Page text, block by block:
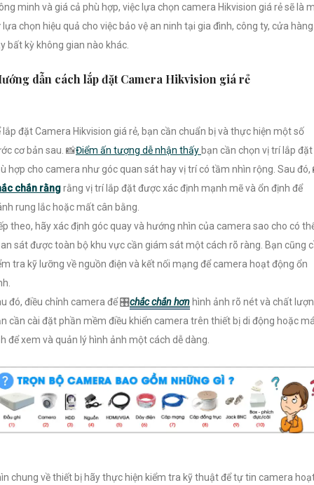
minh và giá cả phù hợp, việc lựa chọn camera Hikvision giá rẻ sẽ là
lựa chọn hiệu quả cho việc bảo vệ an ninh tại gia đình, công ty, cửa hàng
bất kỳ không gian nào khác.
dẫn cách lắp đặt Camera Hikvision giá rẻ
lắp đặt Camera Hikvision giá rẻ, bạn cần chuẩn bị và thực hiện một số
cơ bản sau. 📸Điểm ấn tượng dễ nhận thấy bạn cần chọn vị trí lắp đặt
hợp cho camera như góc quan sát hay vị trí có tầm nhìn rộng. Sau đó,
chắn rằngrằng vị trí lắp đặt được xác định mạnh mẽ và ổn định để
rung lắc hoặc mất cân bằng.
theo, hãy xác định góc quay và hướng nhìn của camera sao cho có
sát được toàn bộ khu vực cần giám sát một cách rõ ràng. Bạn cũng
tra kỹ lưỡng về nguồn điện và kết nối mạng để camera hoạt động ổn
đó, điều chỉnh camera để 🎛chắc chắn hơn hình ảnh rõ nét và chất
cần cài đặt phần mềm điều khiển camera trên thiết bị di động hoặc
để xem và quản lý hình ảnh một cách dễ dàng.
chung về thiết bị hãy thực hiện kiểm tra kỹ thuật để tự tin camera